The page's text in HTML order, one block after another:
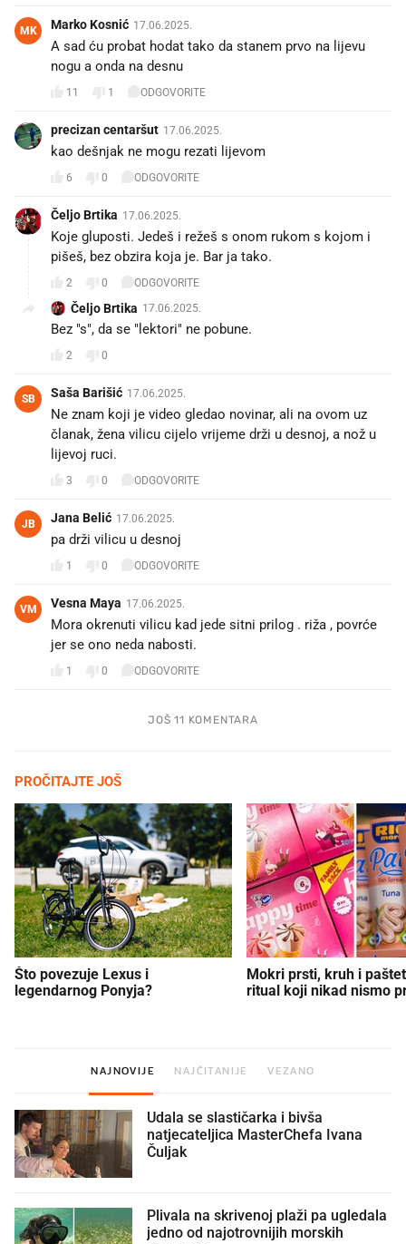
MK Marko Kosnić 17.06.2025.
A sad ću probat hodat tako da stanem prvo na lijevu
nogu a onda na desnu
11 1 ODGOVORITE
precizan centaršut 17.06.2025.
kao dešnjak ne mogu rezati lijevom
6 0 ODGOVORITE
Čeljo Brtika 17.06.2025.
Koje gluposti. Jedeš i režeš s onom rukom s kojom i
pišeš, bez obzira koja je. Bar ja tako.
2 0 ODGOVORITE
Čeljo Brtika 17.06.2025.
Bez "s", da se "lektori" ne pobune.
2 0
SB Saša Barišić 17.06.2025.
Ne znam koji je video gledao novinar, ali na ovom uz
članak, žena vilicu cijelo vrijeme drži u desnoj, a nož u
lijevoj ruci.
3 0 ODGOVORITE
JB Jana Belić 17.06.2025.
pa drži vilicu u desnoj
1 0 ODGOVORITE
VM Vesna Maya 17.06.2025.
Mora okrenuti vilicu kad jede sitni prilog . riža , povrće
jer se ono neda nabosti.
1 0 ODGOVORITE
JOŠ 11 KOMENTARA
PROČITAJTE JOŠ
Što povezuje Lexus i
legendarnog Ponyja?
Mokri prsti, kruh i
ritual koji nikad nismo
NAJNOVIJE NAJČITANIJE VEZANO
Udala se slastičarka i bivša
natjecateljica MasterChefa Ivana
Čuljak
Plivala na skrivenoj plaži pa ugledala
jedno od najotrovnijih morskih